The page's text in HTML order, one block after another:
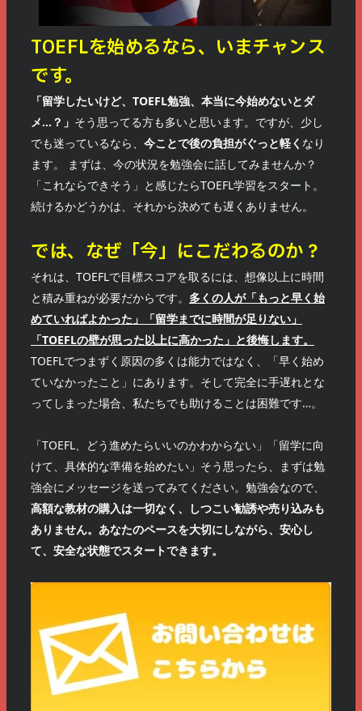
TOEFLを始めるなら、いまチャンス
です。
「留学したいけど、TOEFL勉強、本当に今始めないとダ
メ…？」 そう思ってる方も多いと思います。ですが、少し
でも迷っているなら、 今ことで後の負担がぐっと軽く なり
ます。 まずは、今の状況を勉強会に話してみませんか？
「これならできそう」と感じたらTOEFL学習をスタート。
続けるかどうかは、それから決めても遅くありません。
では、なぜ「今」にこだわるのか？
それは、TOEFLで目標スコアを取るには、想像以上に時間
と積み重ねが必要だからです。 多くの人が「もっと早く始
めていればよかった」「留学までに時間が足りない」
「TOEFLの壁が思った以上に高かった」と後悔します。
TOEFLでつまずく原因の多くは能力ではなく、「早く始め
ていなかったこと」にあります。そして完全に手遅れとな
ってしまった場合、私たちでも助けることは困難です…。
「TOEFL、どう進めたらいいのかわからない」「留学に向
けて、具体的な準備を始めたい」そう思ったら、まずは勉
強会にメッセージを送ってみてください。勉強会なので、
高額な教材の購入は一切なく、しつこい勧誘や売り込みも
ありません。あなたのペースを大切にしながら、安心し
て、安全な状態でスタートできます。